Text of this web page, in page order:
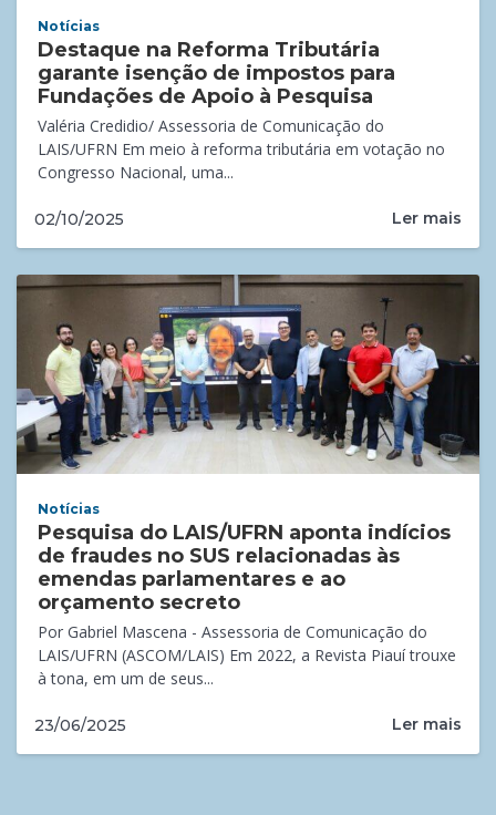
Notícias
Destaque na Reforma Tributária
garante isenção de impostos para
Fundações de Apoio à Pesquisa
Valéria Credidio/ Assessoria de Comunicação do
LAIS/UFRN Em meio à reforma tributária em votação no
Congresso Nacional, uma...
02/10/2025 Ler mais
Notícias
Pesquisa do LAIS/UFRN aponta indícios
de fraudes no SUS relacionadas às
emendas parlamentares e ao
orçamento secreto
Por Gabriel Mascena - Assessoria de Comunicação do
LAIS/UFRN (ASCOM/LAIS) Em 2022, a Revista Piauí trouxe
à tona, em um de seus...
23/06/2025 Ler mais